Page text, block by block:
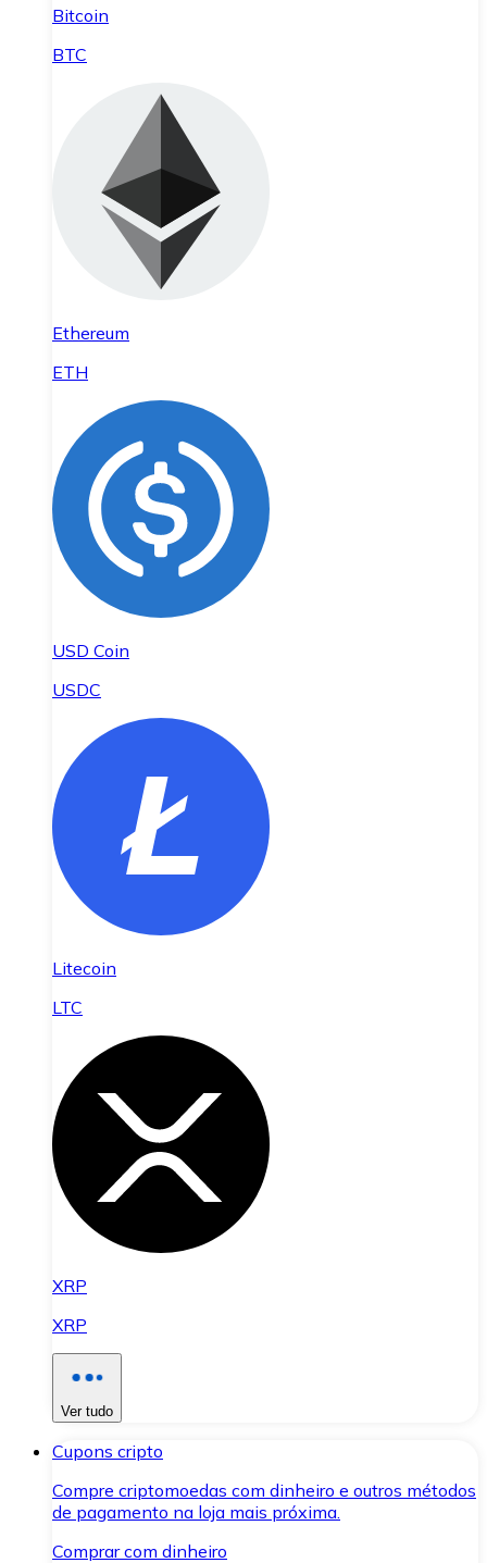
Bitcoin
BTC
Ethereum
ETH
USD Coin
USDC
Litecoin
LTC
XRP
XRP
Ver tudo
Cupons cripto
Compre criptomoedas com dinheiro e outros métodos
de pagamento na loja mais próxima.
Comprar com dinheiro